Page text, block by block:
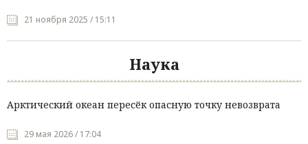
21 ноября 2025 / 15:11
Наука
Арктический океан пересёк опасную точку невозврата
29 мая 2026 / 17:04